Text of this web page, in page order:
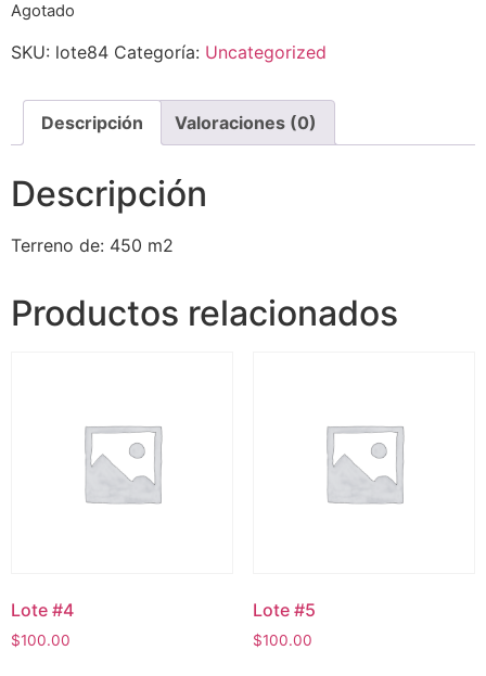
Agotado
SKU: lote84 Categoría: Uncategorized
Descripción Valoraciones (0)
Descripción
Terreno de: 450 m2
Productos relacionados
Lote #4
$100.00
Lote #5
$100.00